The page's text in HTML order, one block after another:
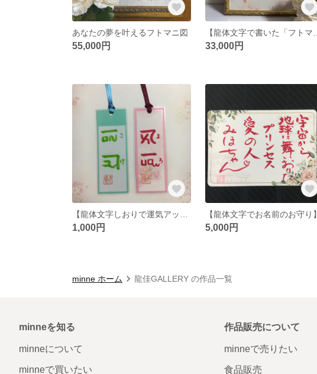
あなたの夢を叶えるフトマニ図
55,000円 33,000円
1,000円
【龍体文字でお名前のお守り】
5,000円
minne ホーム 龍佳GALLERY の作品一覧
minneを知る
minneについて
minneで買いたい
作品販売について
minneで売りたい
食品販売